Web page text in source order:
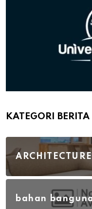
KATEGORI BERITA
ARCHITECTURE
bahan